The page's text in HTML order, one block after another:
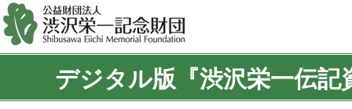
デジタル版『渋沢栄一伝記